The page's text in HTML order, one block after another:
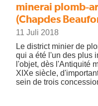
minerai plomb-
(Chapdes
11 Juli 2018
Le district minier de
qui a été l'un des plus
l'objet, dès l'Antiquité
XIXe siècle,
sein de trois